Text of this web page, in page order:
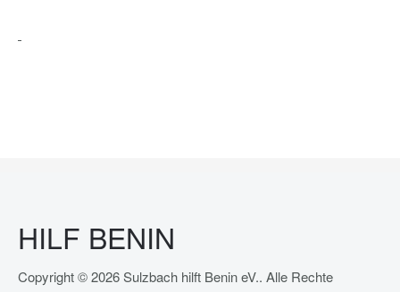
HILF BENIN
Copyright © 2026 Sulzbach hilft Benin eV.. Alle Rechte